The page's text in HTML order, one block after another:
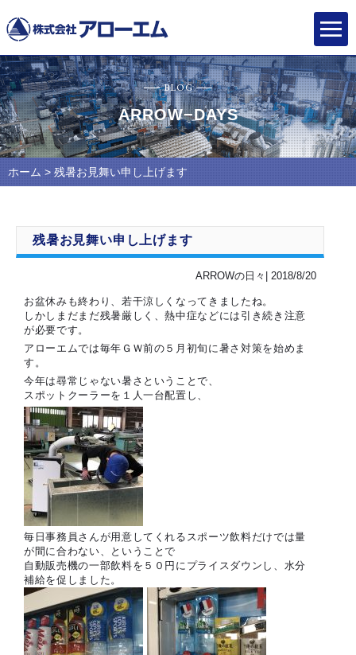
BLOG
ARROW−DAYS
ホーム > 残暑お見舞い申し上げます
残暑お見舞い申し上げます
ARROWの日々| 2018/8/20
お盆休みも終わり、若干涼しくなってきましたね。
しかしまだまだ残暑厳しく、熱中症などには引き続き注意
が必要です。
アローエムでは毎年ＧＷ前の５月初旬に暑さ対策を始めま
す。
今年は尋常じゃない暑さということで、
スポットクーラーを１人一台配置し、
毎日事務員さんが用意してくれるスポーツ飲料だけでは量
が間に合わない、ということで
自動販売機の一部飲料を５０円にプライスダウンし、水分
補給を促しました。